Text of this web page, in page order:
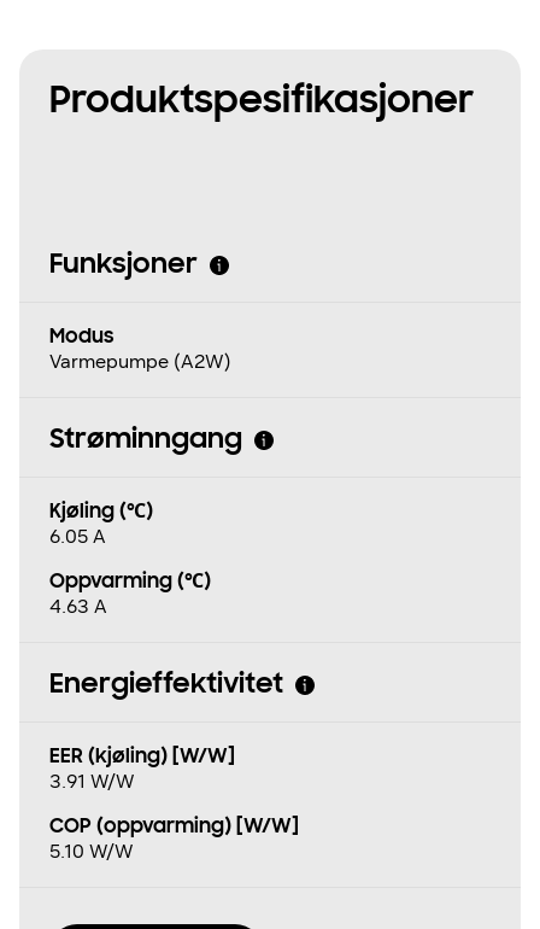
Produktspesifikasjoner
Funksjoner
Modus
Varmepumpe (A2W)
Strøminngang
Kjøling (℃)
6.05 A
Oppvarming (℃)
4.63 A
Energieffektivitet
EER (kjøling) [W/W]
3.91 W/W
COP (oppvarming) [W/W]
5.10 W/W